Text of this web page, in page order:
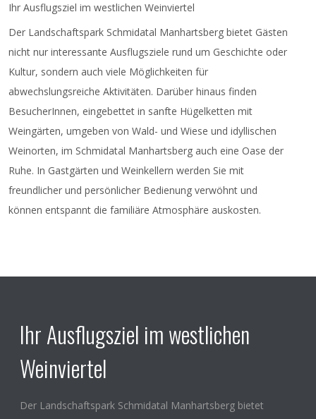
Ihr Ausflugsziel im westlichen Weinviertel
Der Landschaftspark Schmidatal Manhartsberg bietet Gästen
nicht nur interessante Ausflugsziele rund um Geschichte oder
Kultur, sondern auch viele Möglichkeiten für
abwechslungsreiche Aktivitäten. Darüber hinaus finden
BesucherInnen, eingebettet in sanfte Hügelketten mit
Weingärten, umgeben von Wald- und Wiese und idyllischen
Weinorten, im Schmidatal Manhartsberg auch eine Oase der
Ruhe. In Gastgärten und Weinkellern werden Sie mit
freundlicher und persönlicher Bedienung verwöhnt und
können entspannt die familiäre Atmosphäre auskosten.
Ihr Ausflugsziel im westlichen
Weinviertel
Der Landschaftspark Schmidatal Manhartsberg bietet